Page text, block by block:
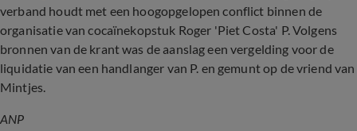
verband houdt met een hoogopgelopen conflict binnen de
organisatie van cocaïnekopstuk Roger 'Piet Costa' P. Volgens
bronnen van de krant was de aanslag een vergelding voor de
liquidatie van een handlanger van P. en gemunt op de vriend van
Mintjes.
ANP